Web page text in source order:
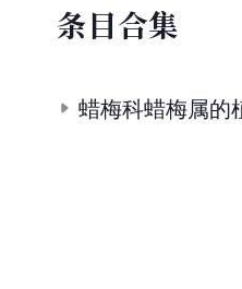
条目合集
蜡梅科蜡梅属的